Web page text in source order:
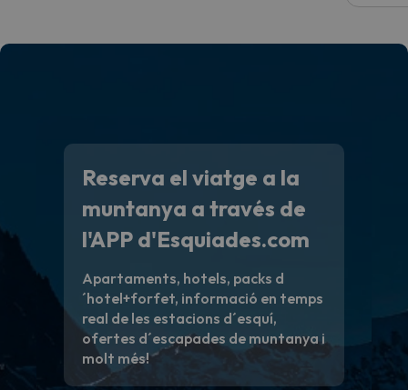
Reserva el viatge a la
muntanya a través de
l'APP d'Esquiades.com
Apartaments, hotels, packs d
´hotel+forfet, informació en temps
real de les estacions d´esquí,
ofertes d´escapades de muntanya i
molt més!